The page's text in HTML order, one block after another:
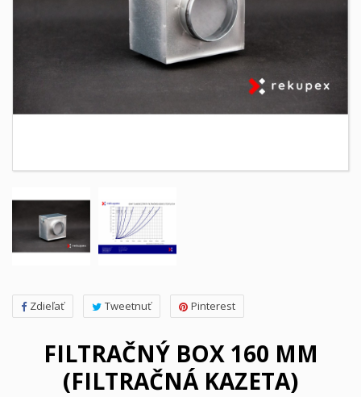
Zdieľať Tweetnuť Pinterest
FILTRAČNÝ BOX 160 MM
(FILTRAČNÁ KAZETA)